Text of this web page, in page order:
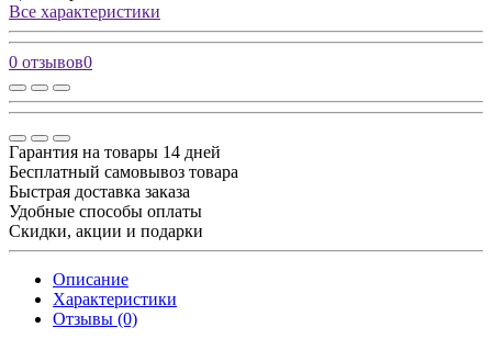
Все характеристики
0 отзывов0
Гарантия на товары 14 дней
Бесплатный самовывоз товара
Быстрая доставка заказа
Удобные способы оплаты
Скидки, акции и подарки
Описание
Характеристики
Отзывы (0)